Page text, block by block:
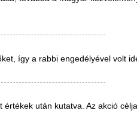
így a rabbi engedélyével volt
után kutatva. Az akció